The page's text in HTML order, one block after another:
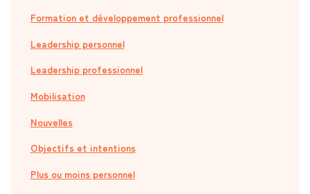
Formation et développement professionnel
Leadership personnel
Leadership professionnel
Mobilisation
Nouvelles
Objectifs et intentions
Plus ou moins personnel